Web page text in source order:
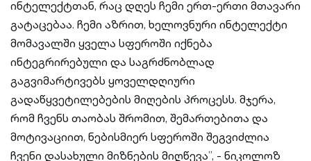
ინტელექტთან, რაც დღეს ჩემი ერთ-ერთი მთავარი
გატაცებაა. ჩემი აზრით, ხელოვნური ინტელექტი
მომავალში ყველა სფეროში იქნება
ინტეგრირებული და საგრძნობლად
გაგვიმარტივებს ყოველდღიური
გადაწყვეტილებების მიღების პროცესს. მჯერა,
რომ ჩვენს თაობას შრომით, შემართებითა და
მოტივაციით, ნებისმიერ სფეროში შეგვიძლია
ჩვენი დასახული მიზნების მიღწევა”, - ნიკოლოზ